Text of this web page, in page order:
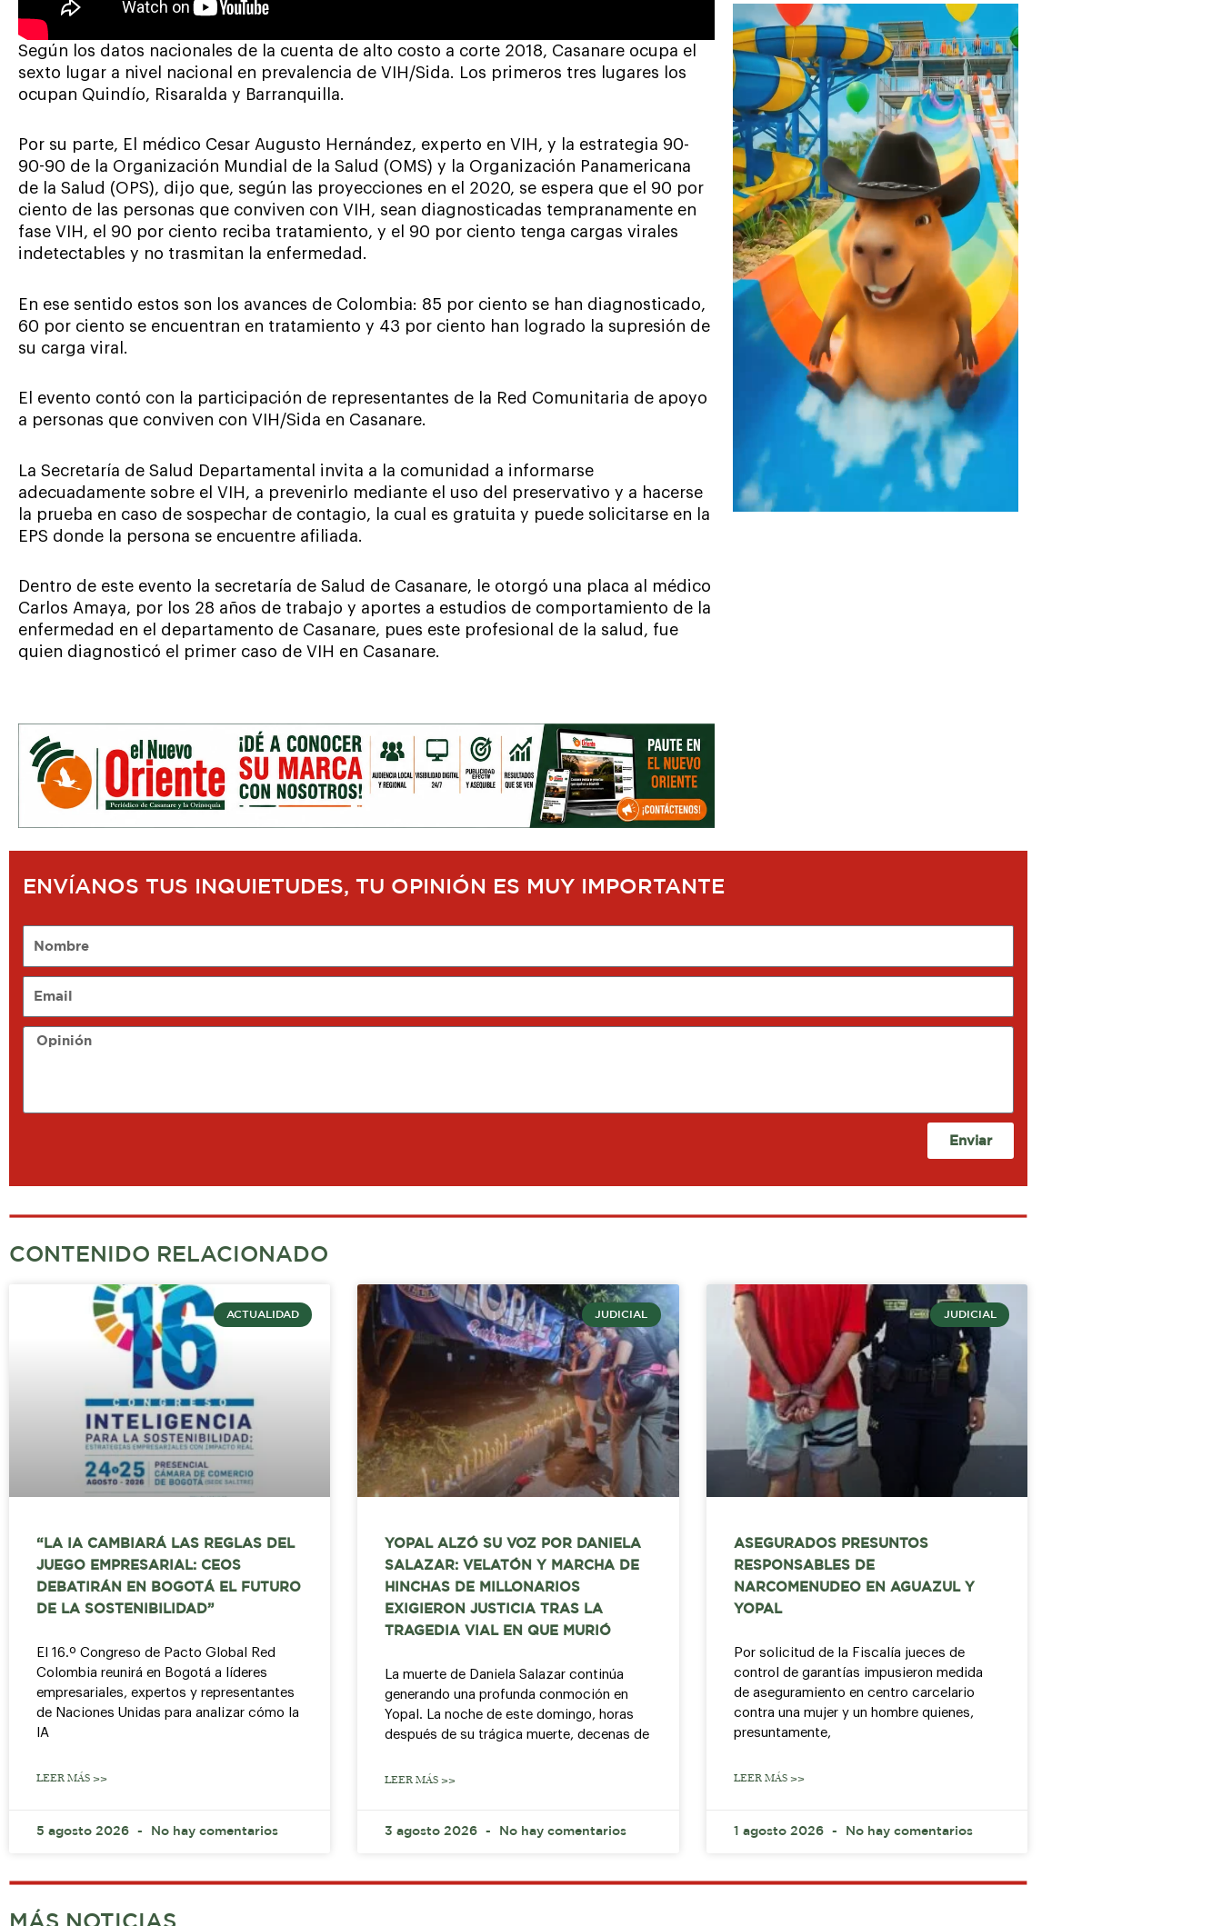
Según los datos nacionales de la cuenta de alto costo a corte 2018, Casanare ocupa el
sexto lugar a nivel nacional en prevalencia de VIH/Sida. Los primeros tres lugares los
ocupan Quindío, Risaralda y Barranquilla.
Por su parte, El médico Cesar Augusto Hernández, experto en VIH, y la estrategia 90-
90-90 de la Organización Mundial de la Salud (OMS) y la Organización Panamericana
de la Salud (OPS), dijo que, según las proyecciones en el 2020, se espera que el 90 por
ciento de las personas que conviven con VIH, sean diagnosticadas tempranamente en
fase VIH, el 90 por ciento reciba tratamiento, y el 90 por ciento tenga cargas virales
indetectables y no trasmitan la enfermedad.
En ese sentido estos son los avances de Colombia: 85 por ciento se han diagnosticado,
60 por ciento se encuentran en tratamiento y 43 por ciento han logrado la supresión de
su carga viral.
El evento contó con la participación de representantes de la Red Comunitaria de apoyo
a personas que conviven con VIH/Sida en Casanare.
La Secretaría de Salud Departamental invita a la comunidad a informarse
adecuadamente sobre el VIH, a prevenirlo mediante el uso del preservativo y a hacerse
la prueba en caso de sospechar de contagio, la cual es gratuita y puede solicitarse en la
EPS donde la persona se encuentre afiliada.
Dentro de este evento la secretaría de Salud de Casanare, le otorgó una placa al médico
Carlos Amaya, por los 28 años de trabajo y aportes a estudios de comportamiento de la
enfermedad en el departamento de Casanare, pues este profesional de la salud, fue
quien diagnosticó el primer caso de VIH en Casanare.
ENVÍANOS TUS INQUIETUDES, TU OPINIÓN ES MUY IMPORTANTE
Opinión
Enviar
CONTENIDO RELACIONADO
ACTUALIDAD
“LA IA CAMBIARÁ LAS REGLAS DEL
JUEGO EMPRESARIAL: CEOS
DEBATIRÁN EN BOGOTÁ EL FUTURO
DE LA SOSTENIBILIDAD”
El 16.º Congreso de Pacto Global Red
Colombia reunirá en Bogotá a líderes
empresariales, expertos y representantes
de Naciones Unidas para analizar cómo la
IA
LEER MÁS >>
5 agosto 2026 No hay comentarios
JUDICIAL
YOPAL ALZÓ SU VOZ POR DANIELA
SALAZAR: VELATÓN Y MARCHA DE
HINCHAS DE MILLONARIOS
EXIGIERON JUSTICIA TRAS LA
TRAGEDIA VIAL EN QUE MURIÓ
La muerte de Daniela Salazar continúa
generando una profunda conmoción en
Yopal. La noche de este domingo, horas
después de su trágica muerte, decenas de
LEER MÁS >>
3 agosto 2026 No hay comentarios
JUDICIAL
ASEGURADOS PRESUNTOS
RESPONSABLES DE
NARCOMENUDEO EN AGUAZUL Y
YOPAL
Por solicitud de la Fiscalía jueces de
control de garantías impusieron medida
de aseguramiento en centro carcelario
contra una mujer y un hombre quienes,
presuntamente,
LEER MÁS >>
1 agosto 2026 No hay comentarios
MÁS NOTICIAS